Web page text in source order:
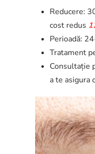
Reducere:
cost redus
Perioadă:
Tratament
Consultație
a te asigura